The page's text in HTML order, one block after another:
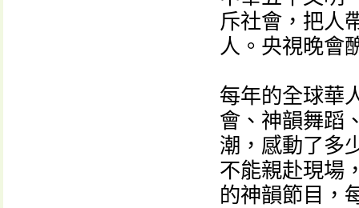
斥社會，把人
人。央視晚會
每年的全球華
會、神韻舞蹈
潮，感動了多
不能親赴現場
的神韻節目，